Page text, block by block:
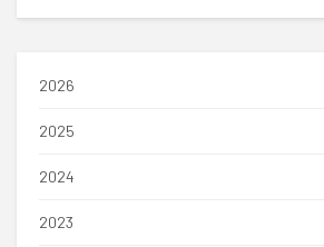
2026
2025
2024
2023